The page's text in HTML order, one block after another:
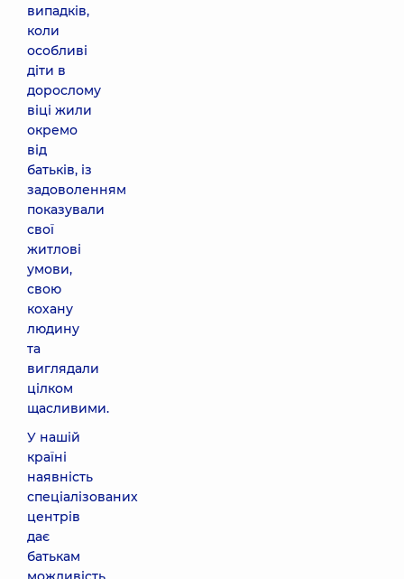
випадків,
коли
особливі
діти в
дорослому
віці жили
окремо
від
батьків, із
задоволенням
показували
свої
житлові
умови,
свою
кохану
людину
та
виглядали
цілком
щасливими.
У нашій
країні
наявність
спеціалізованих
центрів
дає
батькам